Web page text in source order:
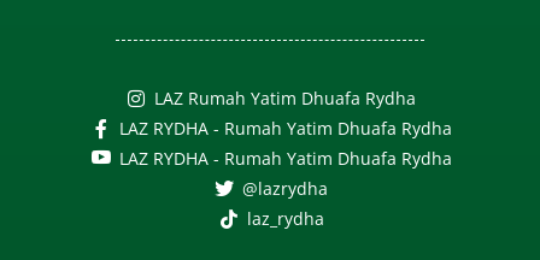
LAZ Rumah Yatim Dhuafa Rydha
LAZ RYDHA - Rumah Yatim Dhuafa Rydha
LAZ RYDHA - Rumah Yatim Dhuafa Rydha
@lazrydha
laz_rydha